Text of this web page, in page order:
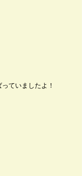
ていましたよ！